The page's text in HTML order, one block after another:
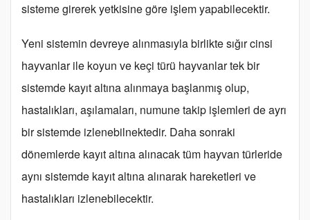
sisteme girerek yetkisine göre işlem yapabilecektir.
Yeni sistemin devreye alınmasıyla birlikte sığır cinsi
hayvanlar ile koyun ve keçi türü hayvanlar tek bir
sistemde kayıt altına alınmaya başlanmış olup,
hastalıkları, aşılamaları, numune takip işlemleri de ayrı
bir sistemde izlenebilnektedir. Daha sonraki
dönemlerde kayıt altına alınacak tüm hayvan türleride
aynı sistemde kayıt altına alınarak hareketleri ve
hastalıkları izlenebilecektir.